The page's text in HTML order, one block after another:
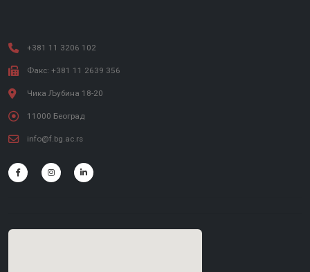
+381 11 3206 102
Факс: +381 11 2639 356
Чика Љубина 18-20
11000 Београд
info@f.bg.ac.rs